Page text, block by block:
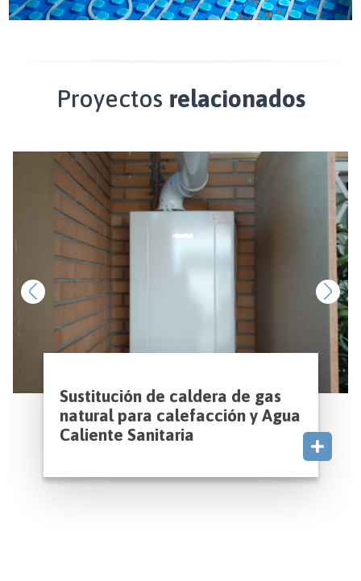
Proyectos relacionados
Sustitución de caldera de gas
natural para calefacción y Agua
Caliente Sanitaria